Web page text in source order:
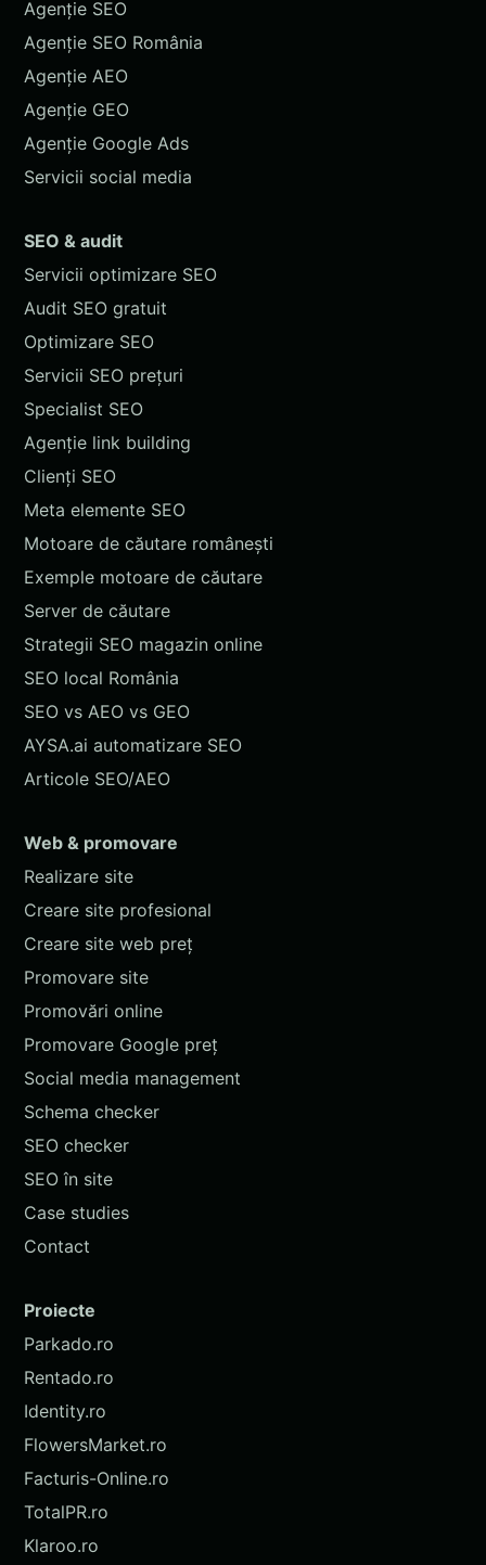
Agenție SEO
Agenție SEO România
Agenție AEO
Agenție GEO
Agenție Google Ads
Servicii social media
SEO & audit
Servicii optimizare SEO
Audit SEO gratuit
Optimizare SEO
Servicii SEO prețuri
Specialist SEO
Agenție link building
Clienți SEO
Meta elemente SEO
Motoare de căutare românești
Exemple motoare de căutare
Server de căutare
Strategii SEO magazin online
SEO local România
SEO vs AEO vs GEO
AYSA.ai automatizare SEO
Articole SEO/AEO
Web & promovare
Realizare site
Creare site profesional
Creare site web preț
Promovare site
Promovări online
Promovare Google preț
Social media management
Schema checker
SEO checker
SEO în site
Case studies
Contact
Proiecte
Parkado.ro
Rentado.ro
Identity.ro
FlowersMarket.ro
Facturis-Online.ro
TotalPR.ro
Klaroo.ro